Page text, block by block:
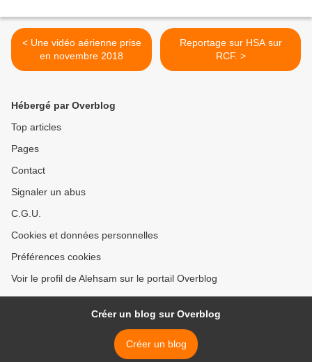
< Une vidéo aérienne prise
en novembre 2018
Reportage sur HSA sur
RCF. >
Hébergé par Overblog
Top articles
Pages
Contact
Signaler un abus
C.G.U.
Cookies et données personnelles
Préférences cookies
Voir le profil de Alehsam sur le portail Overblog
Créer un blog sur Overblog
Créer un blog